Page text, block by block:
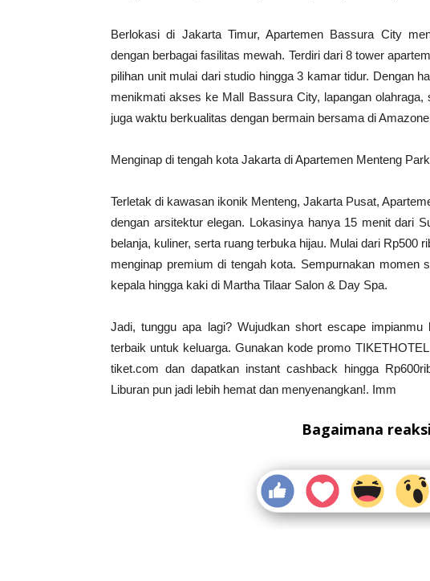
Berlokasi di Jakarta Timur, Apartemen Bassura City
dengan berbagai fasilitas mewah. Terdiri dari 8 tower
pilihan unit mulai dari studio hingga 3 kamar tidur. Dengan
menikmati akses ke Mall Bassura City, lapangan
juga waktu berkualitas dengan bermain bersama di
Menginap di tengah kota Jakarta di Apartemen Menteng Park
Terletak di kawasan ikonik Menteng, Jakarta Pusat,
dengan arsitektur elegan. Lokasinya hanya 15 menit dari
belanja, kuliner, serta ruang terbuka hijau. Mulai dari Rp500
menginap premium di tengah kota. Sempurnakan momen
kepala hingga kaki di Martha Tilaar Salon & Day Spa.
Jadi, tunggu apa lagi? Wujudkan short escape
terbaik untuk keluarga. Gunakan kode promo
tiket.com dan dapatkan instant cashback hingga
Liburan pun jadi lebih hemat dan menyenangkan!. Imm
Bagaimana